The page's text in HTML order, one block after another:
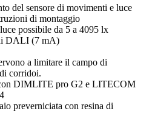
del sensore di movimenti e luce
di montaggio
possibile da 5 a 4095 lx
DALI (7 mA)
a limitare il campo di
corridoi.
DIMLITE pro G2 e LITECOM
preverniciata con resina di